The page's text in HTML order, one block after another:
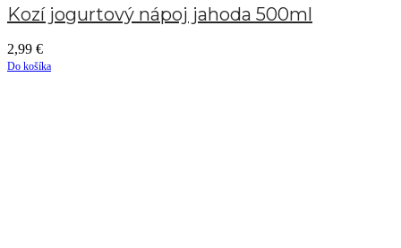
Kozí jogurtový nápoj jahoda 500ml
2,99 €
Do košíka